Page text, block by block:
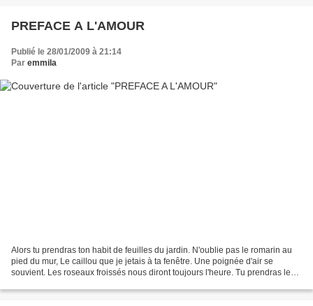
PREFACE A L'AMOUR
Publié le 28/01/2009 à 21:14
Par emmila
Alors tu prendras ton habit de feuilles du jardin. N'oublie pas le romarin au
pied du mur, Le caillou que je jetais à ta fenêtre. Une poignée d'air se
souvient. Les roseaux froissés nous diront toujours l'heure. Tu prendras le